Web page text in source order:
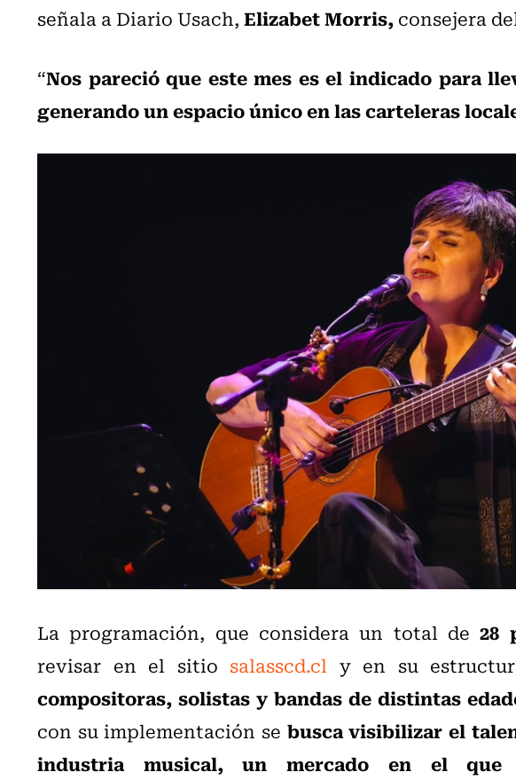
señala a Diario Usach,Elizabet Morris,consejera
“Nos pareció que este mes es el indicado para
generando un espacio único en las carteleras
La programación, que considera un total de28
revisar en el sitio salasscd.cl y en su
compositoras, solistas y bandas de distintas
con su implementación se busca visibilizar el
industria musical, un mercado en el que